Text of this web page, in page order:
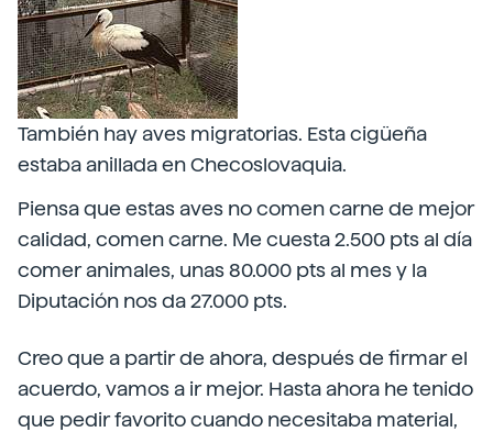
También hay aves migratorias. Esta cigüeña
estaba anillada en Checoslovaquia.
Piensa que estas aves no comen carne de mejor
calidad, comen carne. Me cuesta 2.500 pts al día
comer animales, unas 80.000 pts al mes y la
Diputación nos da 27.000 pts.
Creo que a partir de ahora, después de firmar el
acuerdo, vamos a ir mejor. Hasta ahora he tenido
que pedir favorito cuando necesitaba material,